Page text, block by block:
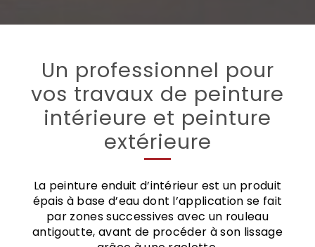
Un professionnel pour
vos travaux de peinture
intérieure et peinture
extérieure
La peinture enduit d’intérieur est un produit
épais à base d’eau dont l’application se fait
par zones successives avec un rouleau
antigoutte, avant de procéder à son lissage